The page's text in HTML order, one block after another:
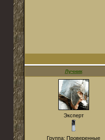
Лучник
Эксперт
Группа: Проверенные